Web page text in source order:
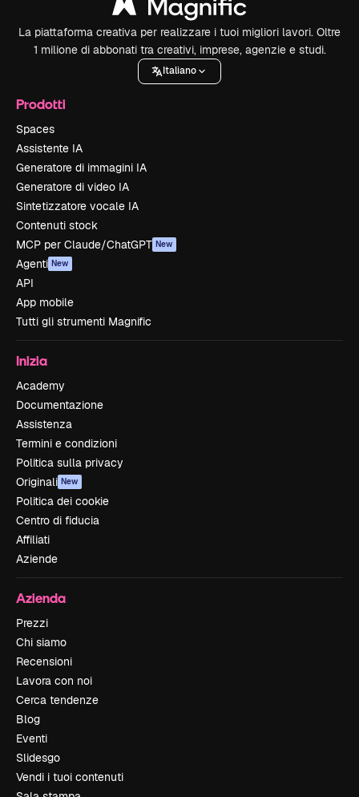
La piattaforma creativa per realizzare i tuoi migliori lavori. Oltre
1 milione di abbonati tra creativi, imprese, agenzie e studi.
Italiano
Prodotti
Spaces
Assistente IA
Generatore di immagini IA
Generatore di video IA
Sintetizzatore vocale IA
Contenuti stock
MCP per Claude/ChatGPT New
Agenti New
API
App mobile
Tutti gli strumenti Magnific
Inizia
Academy
Documentazione
Assistenza
Termini e condizioni
Politica sulla privacy
Originali New
Politica dei cookie
Centro di fiducia
Affiliati
Aziende
Azienda
Prezzi
Chi siamo
Recensioni
Lavora con noi
Cerca tendenze
Blog
Eventi
Slidesgo
Vendi i tuoi contenuti